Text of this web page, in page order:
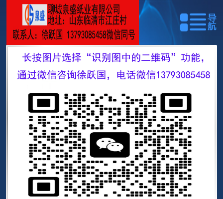
网站首页
关于我们
产品展示
安装参数
在线留言
联系我们